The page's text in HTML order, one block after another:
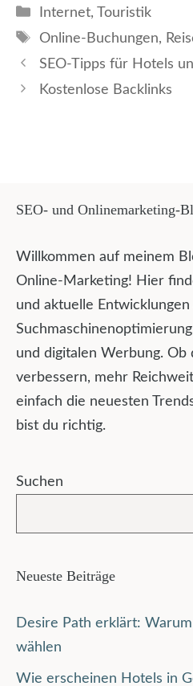
Kategorien
Internet, Touristik
Schlagwörter
Online-Buchungen,
SEO-Tipps für Hotels
Kostenlose Backlinks
SEO- und Onlinemarketing-
Willkommen auf meinem
Online-Marketing! Hier
und aktuelle
und digitalen Werbung. Ob
verbessern, mehr
einfach die neuesten
bist du richtig.
Suchen
Neueste Beiträge
Desire Path erklärt:
wählen
Wie erscheinen Hotels in